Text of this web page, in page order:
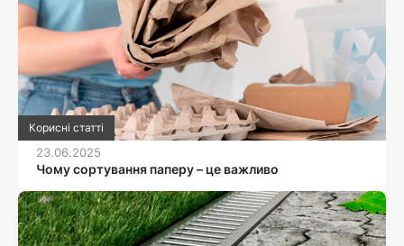
Корисні статті
23.06.2025
Чому сортування паперу – це важливо